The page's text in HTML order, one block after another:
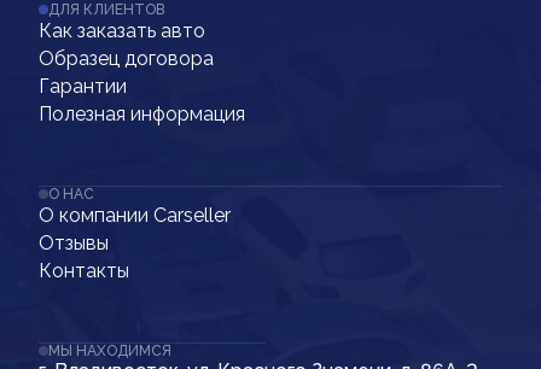
ДЛЯ КЛИЕНТОВ
Как заказать авто
Образец договора
Гарантии
Полезная информация
О НАС
О компании Carseller
Отзывы
Контакты
МЫ НАХОДИМСЯ